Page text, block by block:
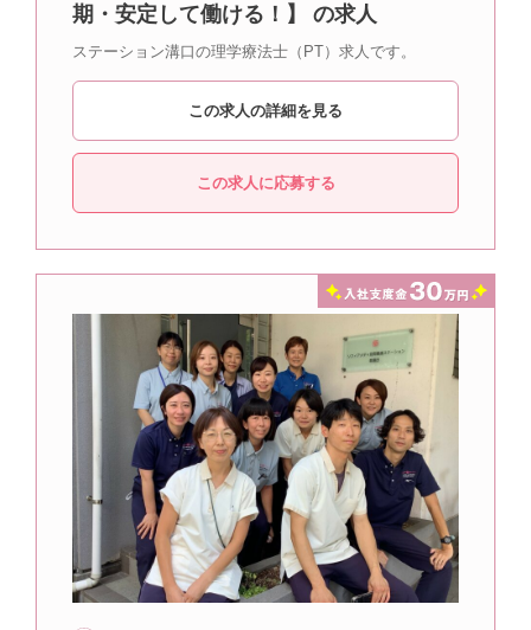
期・安定して働ける！】 の求人
ステーション溝口の理学療法士（PT）求人です。
この求人の詳細を見る
この求人に応募する